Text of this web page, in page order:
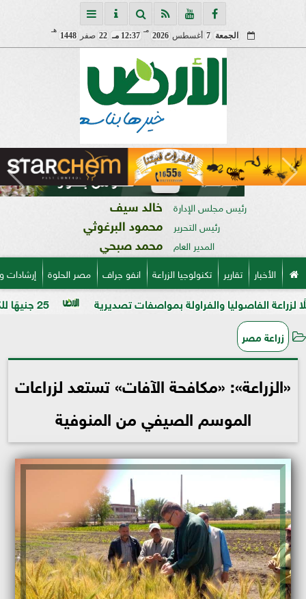
الجمعة 7 أغسطس 2026
مـ
12:37 مـ 22 صفر 1448
هـ
رئيس مجلس الإدارة خالد سيف
رئيس التحرير محمود البرغوثي
المدير العام محمد صبحي
الأخبار تقارير تكنولوجيا الزراعة انفو جراف مصر الحلوة
25 جنيهًا للكيلو.. الدولة توسع منافذ بيع السكر الحر وتخفض السعر للمواطنين والفراولة بمواصفات تصديرية
زراعة مصر
«الزراعة»: «مكافحة الآفات» تستعد لزراعات
الموسم الصيفي من المنوفية